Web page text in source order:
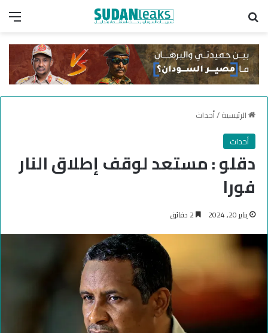
الرئيسية/أحداث
أحداث
دقلو : مستعد لوقف إطلاق النار
فورا
يناير 20, 2024